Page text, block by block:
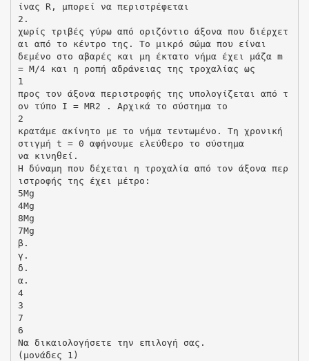
ίνας R, μπορεί να περιστρέφεται
2.
χωρίς τριβές γύρω από οριζόντιο άξονα που διέρχετ
αι από το κέντρο της. Το μικρό σώμα που είναι
δεμένο στο αβαρές και μη έκτατο νήμα έχει μάζα m
= Μ/4 και η ροπή αδράνειας της τροχαλίας ως
1
προς τον άξονα περιστροφής της υπολογίζεται από τ
ον τύπο I = MR2 . Αρχικά το σύστημα το
2
κρατάμε ακίνητο με το νήμα τεντωμένο. Τη χρονική
στιγμή t = 0 αφήνουμε ελεύθερο το σύστημα
να κινηθεί.
Η δύναμη που δέχεται η τροχαλία από τον άξονα περ
ιστροφής της έχει μέτρο:
5Mg
4Mg
8Mg
7Mg
β.
γ.
δ.
α.
4
3
7
6
Να δικαιολογήσετε την επιλογή σας.
(μονάδες 1)